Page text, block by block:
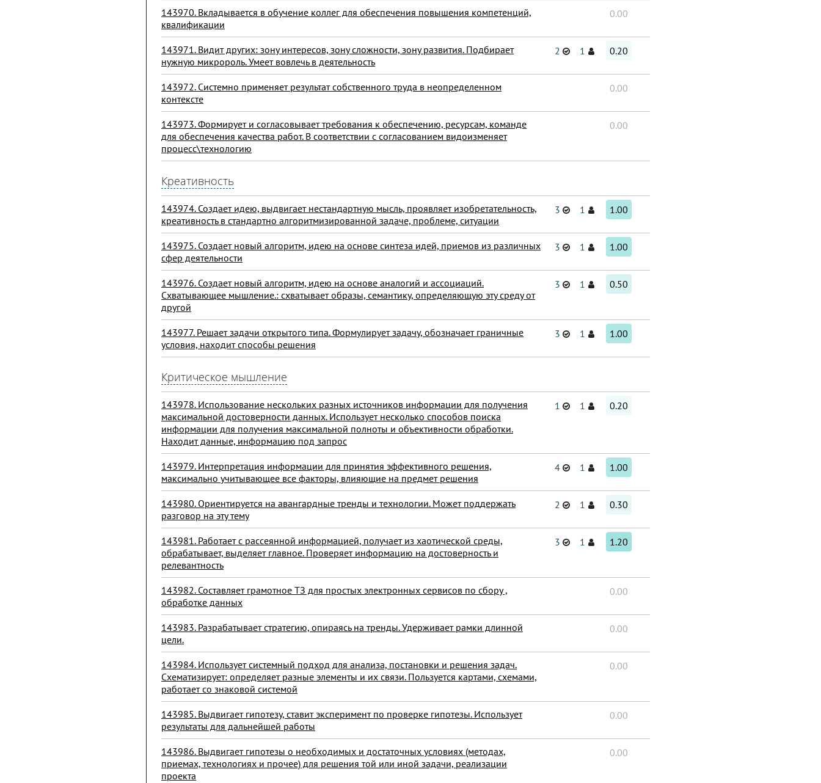
143970. Вкладывается в обучение коллег для обеспечения повышения компетенций,
квалификации
0.00
143971. Видит других: зону интересов, зону сложности, зону развития. Подбирает
нужную микророль. Умеет вовлечь в деятельность
2 1 0.20
143972. Системно применяет результат собственного труда в неопределенном
контексте
0.00
143973. Формирует и согласовывает требования к обеспечению, ресурсам, команде
для обеспечения качества работ. В соответствии с согласованием видоизменяет
процесс\технологию
0.00
Креативность
143974. Создает идею, выдвигает нестандартную мысль, проявляет изобретательность,
креативность в стандартно алгоритмизированной задаче, проблеме, ситуации
3 1 1.00
143975. Создает новый алгоритм, идею на основе синтеза идей, приемов из различных
сфер деятельности
3 1 1.00
143976. Создает новый алгоритм, идею на основе аналогий и ассоциаций.
Схватывающее мышление.: схватывает образы, семантику, определяющую эту среду от
другой
3 1 0.50
143977. Решает задачи открытого типа. Формулирует задачу, обозначает граничные
условия, находит способы решения
3 1 1.00
Критическое мышление
143978. Использование нескольких разных источников информации для получения
максимальной достоверности данных. Использует несколько способов поиска
информации для получения максимальной полноты и объективности обработки.
Находит данные, информацию под запрос
1 1 0.20
143979. Интерпретация информации для принятия эффективного решения,
максимально учитывающее все факторы, влияющие на предмет решения
4 1 1.00
143980. Ориентируется на авангардные тренды и технологии. Может поддержать
разговор на эту тему
2 1 0.30
143981. Работает с рассеянной информацией, получает из хаотической среды,
обрабатывает, выделяет главное. Проверяет информацию на достоверность и
релевантность
3 1 1.20
143982. Составляет грамотное ТЗ для простых электронных сервисов по сбору ,
обработке данных
0.00
143983. Разрабатывает стратегию, опираясь на тренды. Удерживает рамки длинной
цели.
0.00
143984. Использует системный подход для анализа, постановки и решения задач.
Схематизирует: определяет разные элементы и их связи. Пользуется картами, схемами,
работает со знаковой системой
0.00
143985. Выдвигает гипотезу, ставит эксперимент по проверке гипотезы. Использует
результаты для дальнейшей работы
0.00
143986. Выдвигает гипотезы о необходимых и достаточных условиях (методах,
приемах, технологиях и прочее) для решения той или иной задачи, реализации
проекта
0.00